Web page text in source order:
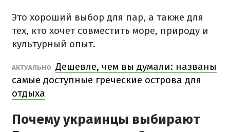
Это хороший выбор для пар, а также для
тех, кто хочет совместить море, природу и
культурный опыт.
АКТУАЛЬНО Дешевле, чем вы думали: названы
самые доступные греческие острова для
отдыха
Почему украинцы выбирают